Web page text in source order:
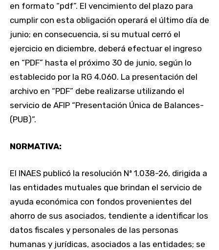
en formato “pdf”. El vencimiento del plazo para
cumplir con esta obligación operará el último día de
junio; en consecuencia, si su mutual cerró el
ejercicio en diciembre, deberá efectuar el ingreso
en “PDF” hasta el próximo 30 de junio, según lo
establecido por la RG 4.060. La presentación del
archivo en “PDF” debe realizarse utilizando el
servicio de AFIP “Presentación Única de Balances-
(PUB)”.
NORMATIVA:
El INAES publicó la resolución Nª 1.038-26, dirigida a
las entidades mutuales que brindan el servicio de
ayuda económica con fondos provenientes del
ahorro de sus asociados, tendiente a identificar los
datos fiscales y personales de las personas
humanas y jurídicas, asociados a las entidades; se